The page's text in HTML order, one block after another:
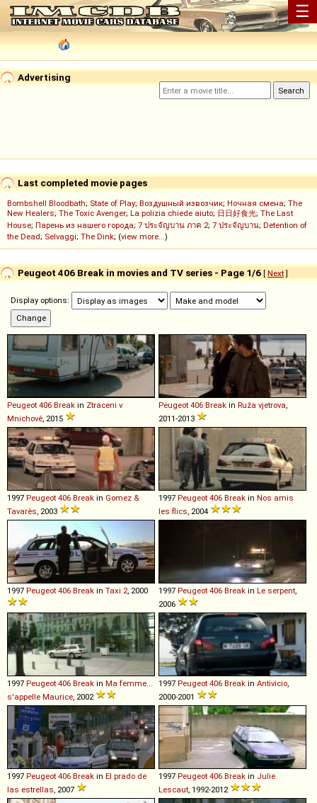
☰
Advertising
Last completed movie pages
Bombshell Bloodbath; State of Play; Воздушный извозчик; Ночная смена; The
New Healers; The Toxic Avenger; La polizia chiede aiuto; 日日好食光; The Last
House; Парень из нашего города; 7 ประจัญบาน ภาค 2; 7 ประจัญบาน; Detention of
the Dead; Selvaggi; The Dink; (view more...)
Peugeot 406 Break in movies and TV series - Page 1/6 [ Next]
Display options:
Peugeot 406 Break in Ztraceni v
Mnichově , 2015
Peugeot 406 Break in Ruža vjetrova
2011-2013
1997 Peugeot 406 Break in Gomez &
Tavarès , 2003
1997 Peugeot 406 Break in Nos amis
les flics , 2004
1997 Peugeot 406 Break in Taxi 2 , 2000 1997 Peugeot 406 Break in Le serpent
2006
1997 Peugeot 406 Break in Ma femme...
s'appelle Maurice , 2002
1997 Peugeot 406 Break in Antivicio
2000-2001
1997 Peugeot 406 Break in El prado de
las estrellas , 2007
1997 Peugeot 406 Break in Julie
Lescaut , 1992-2012